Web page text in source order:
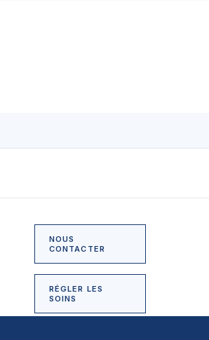
NOUS
CONTACTER
RÉGLER LES
SOINS